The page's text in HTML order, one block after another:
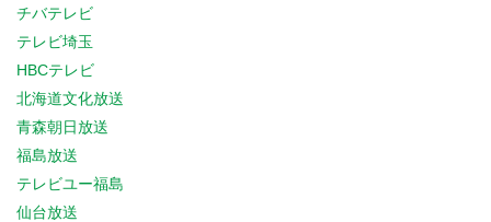
チバテレビ
テレビ埼玉
HBCテレビ
北海道文化放送
青森朝日放送
福島放送
テレビユー福島
仙台放送